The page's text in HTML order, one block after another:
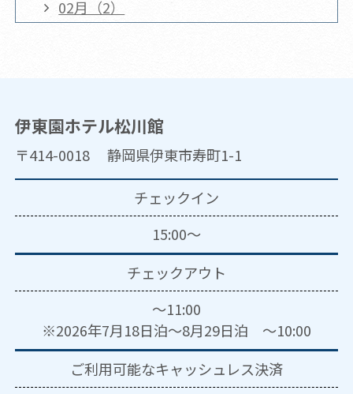
02月（2）
伊東園ホテル松川館
〒414-0018 静岡県伊東市寿町1-1
チェックイン
15:00～
チェックアウト
～11:00
※2026年7月18日泊～8月29日泊 ～10:00
ご利用可能なキャッシュレス決済